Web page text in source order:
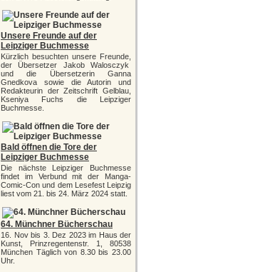
Unsere Freunde auf der
Leipziger Buchmesse
Kürzlich besuchten unsere Freunde,
der Übersetzer Jakob Walosczyk
und die Übersetzerin Ganna
Gnedkova sowie die Autorin und
Redakteurin der Zeitschrift Gelblau,
Kseniya Fuchs die Leipziger
Buchmesse.
Bald öffnen die Tore der
Leipziger Buchmesse
Die nächste Leipziger Buchmesse
findet im Verbund mit der Manga-
Comic-Con und dem Lesefest Leipzig
liest vom 21. bis 24. März 2024 statt.
64. Münchner Bücherschau
16. Nov bis 3. Dez 2023 im Haus der
Kunst, Prinzregentenstr. 1, 80538
München Täglich von 8.30 bis 23.00
Uhr.